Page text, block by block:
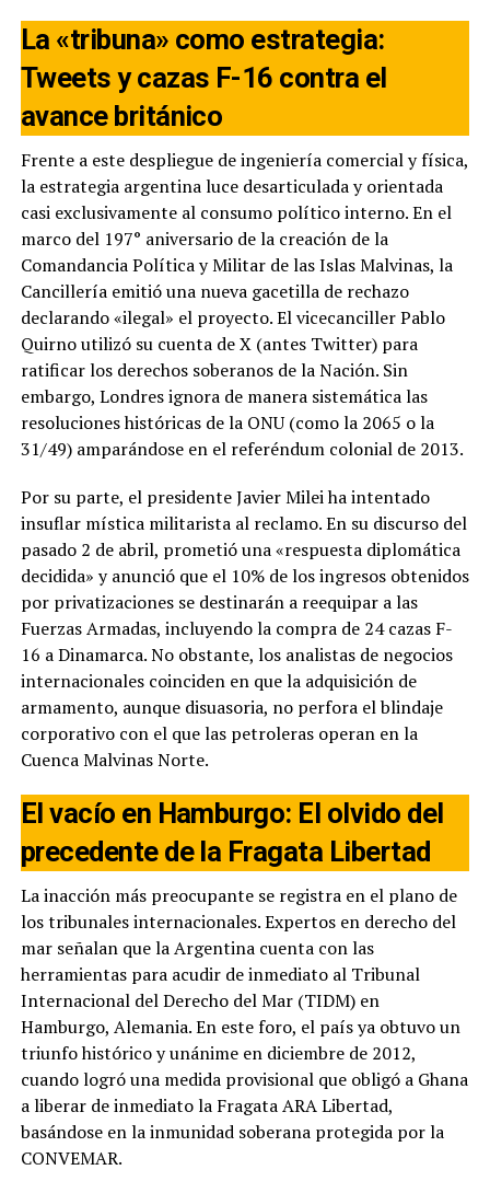
La «tribuna» como estrategia:
Tweets y cazas F-16 contra el
avance británico
Frente a este despliegue de ingeniería comercial y física,
la estrategia argentina luce desarticulada y orientada
casi exclusivamente al consumo político interno. En el
marco del 197° aniversario de la creación de la
Comandancia Política y Militar de las Islas Malvinas, la
Cancillería emitió una nueva gacetilla de rechazo
declarando «ilegal» el proyecto. El vicecanciller Pablo
Quirno utilizó su cuenta de X (antes Twitter) para
ratificar los derechos soberanos de la Nación. Sin
embargo, Londres ignora de manera sistemática las
resoluciones históricas de la ONU (como la 2065 o la
31/49) amparándose en el referéndum colonial de 2013.
Por su parte, el presidente Javier Milei ha intentado
insuflar mística militarista al reclamo. En su discurso del
pasado 2 de abril, prometió una «respuesta diplomática
decidida» y anunció que el 10% de los ingresos obtenidos
por privatizaciones se destinarán a reequipar a las
Fuerzas Armadas, incluyendo la compra de 24 cazas F-
16 a Dinamarca. No obstante, los analistas de negocios
internacionales coinciden en que la adquisición de
armamento, aunque disuasoria, no perfora el blindaje
corporativo con el que las petroleras operan en la
Cuenca Malvinas Norte.
El vacío en Hamburgo: El olvido del
precedente de la Fragata Libertad
La inacción más preocupante se registra en el plano de
los tribunales internacionales. Expertos en derecho del
mar señalan que la Argentina cuenta con las
herramientas para acudir de inmediato al Tribunal
Internacional del Derecho del Mar (TIDM) en
Hamburgo, Alemania. En este foro, el país ya obtuvo un
triunfo histórico y unánime en diciembre de 2012,
cuando logró una medida provisional que obligó a Ghana
a liberar de inmediato la Fragata ARA Libertad,
basándose en la inmunidad soberana protegida por la
CONVEMAR.